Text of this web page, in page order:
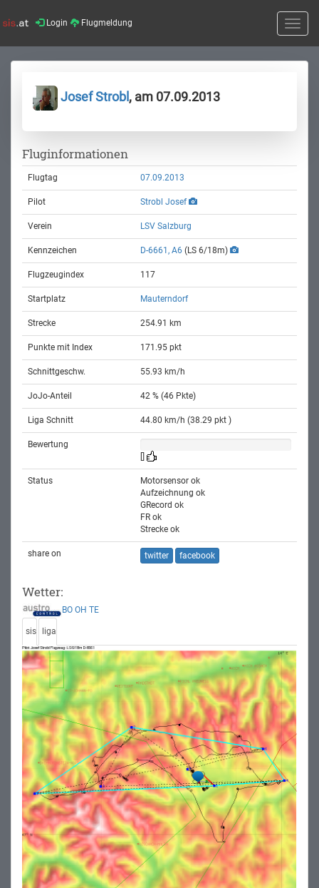
Login Flugmeldung
Toggle
Josef Strobl , am 07.09.2013
Fluginformationen
Flugtag 07.09.2013
Pilot Strobl Josef
Verein LSV Salzburg
Kennzeichen D-6661, A6 (LS 6/18m)
Flugzeugindex 117
Startplatz Mauterndorf
Strecke 254.91 km
Punkte mit Index 171.95 pkt
Schnittgeschw. 55.93 km/h
JoJo-Anteil 42 % (46 Pkte)
Liga Schnitt 44.80 km/h (38.29 pkt )
Bewertung
Status
Motorsensor ok
Aufzeichnung ok
GRecord ok
FR ok
Strecke ok
share on twitter facebook
Wetter:
BO OH TE
sis liga